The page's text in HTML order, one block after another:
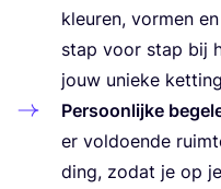
kleu­ren, vor­men
stap voor stap bij
jouw unie­ke
Per­soon­lij­ke
er vol­doen­de
ding, zodat je op